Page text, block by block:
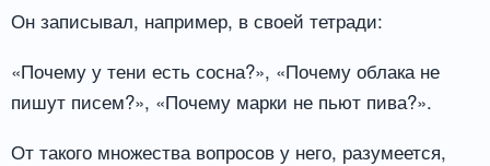
Он записывал, например, в своей тетради:
«Почему у тени есть сосна?», «Почему облака не
пишут писем?», «Почему марки не пьют пива?».
От такого множества вопросов у него, разумеется,